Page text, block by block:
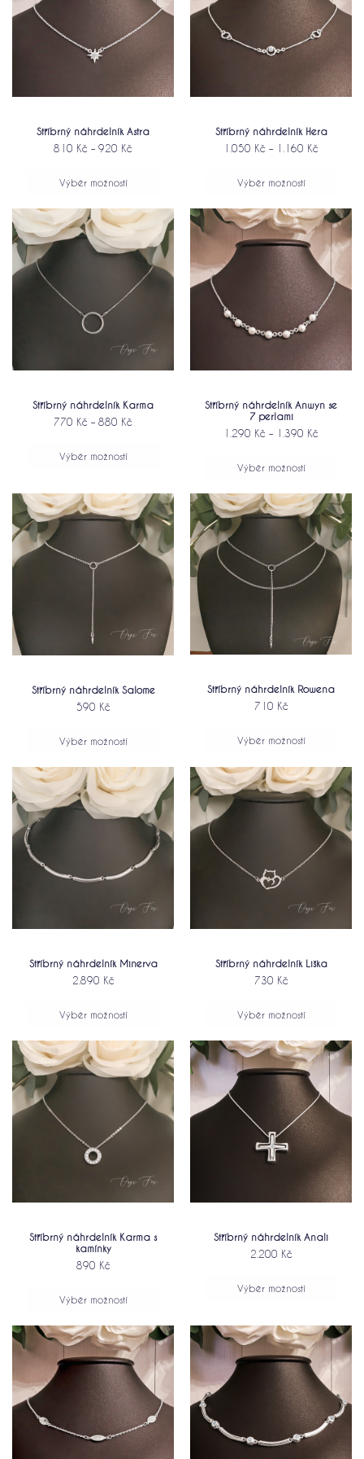
Stříbrný náhrdelník Astra
810 Kč – 920 Kč
Výběr možností
Stříbrný náhrdelník Hera
1.050 Kč – 1.160 Kč
Výběr možností
Stříbrný náhrdelník Karma
770 Kč – 880 Kč
Výběr možností
Stříbrný náhrdelník Anwyn se
7 perlami
1.290 Kč – 1.390 Kč
Výběr možností
Stříbrný náhrdelník Salome
590 Kč
Výběr možností
Stříbrný náhrdelník Rowena
710 Kč
Výběr možností
Stříbrný náhrdelník Minerva
2.890 Kč
Výběr možností
Stříbrný náhrdelník Liška
730 Kč
Výběr možností
Stříbrný náhrdelník Karma s
kamínky
890 Kč
Výběr možností
Stříbrný náhrdelník Anali
2.200 Kč
Výběr možností